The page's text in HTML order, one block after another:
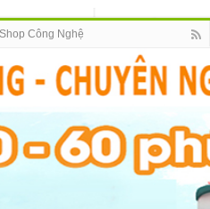
Shop Công Nghệ